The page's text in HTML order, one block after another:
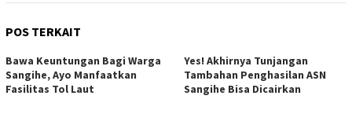
POS TERKAIT
Bawa Keuntungan Bagi Warga
Sangihe, Ayo Manfaatkan
Fasilitas Tol Laut
Yes! Akhirnya Tunjangan
Tambahan Penghasilan ASN
Sangihe Bisa Dicairkan